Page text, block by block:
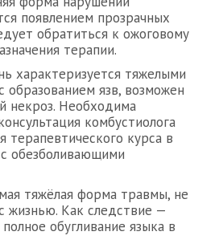
появлением прозрачных
обратиться к ожоговому
терапии.
характеризуется тяжелыми
образованием язв, возможен
некроз. Необходима
комбустиолога
терапевтического курса в
обезболивающими
тяжёлая форма травмы, не
жизнью. Как следствие —
обугливание языка в